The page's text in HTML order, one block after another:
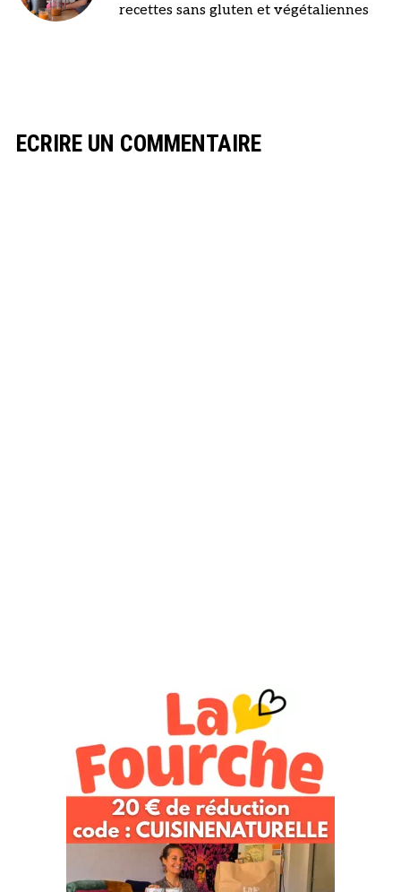
recettes sans gluten et végétaliennes
ECRIRE UN COMMENTAIRE